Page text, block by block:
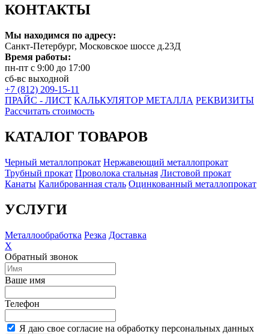
КОНТАКТЫ
Мы находимся по адресу:
Санкт-Петербург, Московское шоссе д.23Д
Время работы:
пн-пт с 9:00 до 17:00
сб-вс выходной
+7 (812) 209-15-11
ПРАЙС - ЛИСТ КАЛЬКУЛЯТОР МЕТАЛЛА РЕКВИЗИТЫ
Рассчитать стоимость
КАТАЛОГ ТОВАРОВ
Черный металлопрокат Нержавеющий металлопрокат
Трубный прокат Проволока стальная Листовой прокат
Канаты Калиброванная сталь Оцинкованный металлопрокат
УСЛУГИ
Металлообработка Резка Доставка
X
Обратный звонок
Ваше имя
Телефон
Я даю свое согласие на обработку персональных данных